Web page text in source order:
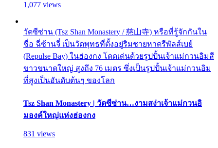
1,077 views
วัดซีซ่าน (Tsz Shan Monastery / 慈山寺) หรือที่รู้จักกันใน
ชื่อ ฉี่ซ้านจี๋ เป็นวัดพุทธที่ตั้งอยู่ริมชายหาดรีพัลส์เบย์
(Repulse Bay) ในฮ่องกง โดดเด่นด้วยรูปปั้นเจ้าแม่กวนอิมสี
ขาวขนาดใหญ่ สูงถึง 76 เมตร ซึ่งเป็นรูปปั้นเจ้าแม่กวนอิม
ที่สูงเป็นอันดับต้นๆ ของโลก
Tsz Shan Monastery | วัดซีซ่าน…งามสง่าเจ้าแม่กวนอิ
มองค์ใหญ่แห่งฮ่องกง
831 views